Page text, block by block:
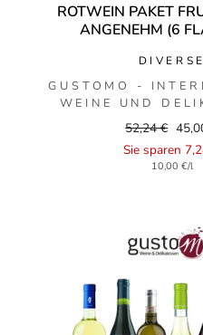
ROTWEIN PAKET
ANGENEHM (6
DIVERSE
GUSTOMO -
WEINE UND
Regular
price
52,24 € Sale
price
Sie sparen
10,00 €/l